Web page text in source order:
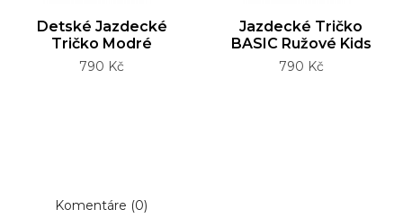
Detské Jazdecké
Tričko Modré
Cena
790 Kč
Jazdecké Tričko
BASIC Ružové Kids
Cena
790 Kč
Komentáre (0)